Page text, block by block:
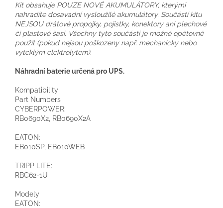
Kit obsahuje POUZE NOVÉ AKUMULÁTORY, kterými
nahradíte dosavadní vysloužilé akumulátory. Součástí kitu
NEJSOU drátové propojky, pojistky, konektory ani plechové
či plastové šasi. Všechny tyto součásti je možné opětovně
použít (pokud nejsou poškozeny např. mechanicky nebo
vyteklým elektrolytem).
Náhradní baterie určená pro UPS.
Kompatibility
Part Numbers
CYBERPOWER:
RB0690X2, RB0690X2A
EATON:
EB010SP, EB010WEB
TRIPP LITE:
RBC62-1U
Modely
EATON: